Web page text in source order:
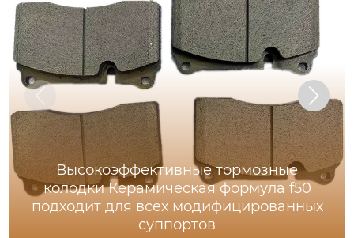
Высокоэффективные тормозные
колодки Керамическая формула f50
подходит для всех модифицированных
суппортов